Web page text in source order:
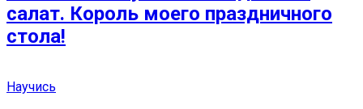
салат. Король моего праздничного
стола!
Научись